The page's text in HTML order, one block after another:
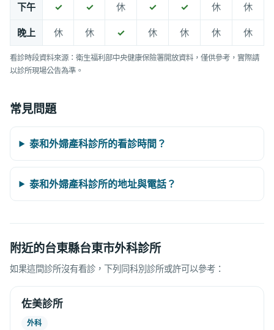
下午 ✓ ✓ 休 ✓ ✓ 休 休
晚上 休 休 ✓ 休 休 休 休
看診時段資料來源：衛生福利部中央健康保險署開放資料，僅供參考，實際請
以診所現場公告為準。
常見問題
泰和外婦產科診所的看診時間？
泰和外婦產科診所的地址與電話？
附近的台東縣台東市外科診所
如果這間診所沒有看診，下列同科別診所或許可以參考：
佐美診所
外科